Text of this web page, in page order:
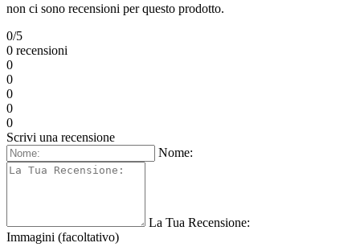
non ci sono recensioni per questo prodotto.
0/5
0 recensioni
0
0
0
0
0
Scrivi una recensione
Nome:
La Tua Recensione:
Immagini (facoltativo)